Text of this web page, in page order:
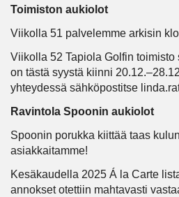
Toimiston aukiolot
Viikolla 51 palvelemme arkisin
Viikolla 52 Tapiola Golfin toimisto
on tästä syystä kiinni
yhteydessä sähköpostitse
Ravintola Spoonin aukiolot
Spoonin porukka kiittää taas
asiakkaitamme!
Kesäkaudella 2025 Á la Carte
annokset otettiin mahtavasti